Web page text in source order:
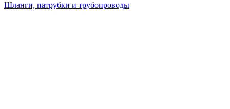
Шланги, патрубки и трубопроводы